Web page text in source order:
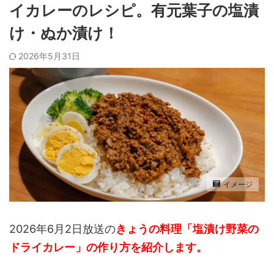
イカレーのレシピ。有元葉子の塩漬
け・ぬか漬け！
2026年5月31日
イメージ
2026年6月2日放送のきょうの料理「塩漬け野菜の
ドライカレー」の作り方を紹介します。